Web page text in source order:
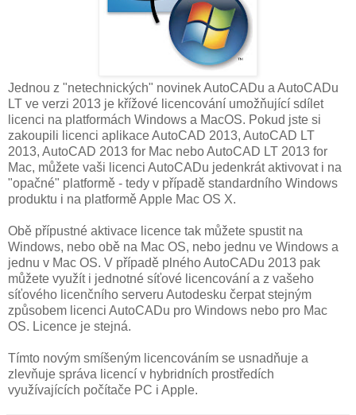
Jednou z "netechnických" novinek AutoCADu a AutoCADu
LT ve verzi 2013 je křížové licencování umožňující sdílet
licenci na platformách Windows a MacOS. Pokud jste si
zakoupili licenci aplikace AutoCAD 2013, AutoCAD LT
2013, AutoCAD 2013 for Mac nebo AutoCAD LT 2013 for
Mac, můžete vaši licenci AutoCADu jedenkrát aktivovat i na
"opačné" platformě - tedy v případě standardního Windows
produktu i na platformě Apple Mac OS X.
Obě přípustné aktivace licence tak můžete spustit na
Windows, nebo obě na Mac OS, nebo jednu ve Windows a
jednu v Mac OS. V případě plného AutoCADu 2013 pak
můžete využít i jednotné síťové licencování a z vašeho
síťového licenčního serveru Autodesku čerpat stejným
způsobem licenci AutoCADu pro Windows nebo pro Mac
OS. Licence je stejná.
Tímto novým smíšeným licencováním se usnadňuje a
zlevňuje správa licencí v hybridních prostředích
využívajících počítače PC i Apple.